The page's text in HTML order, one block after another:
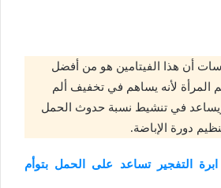
أن هذا الفيتامين هو من أفضل
المرأة لأنه يساهم في تخفيف ألم
ويساعد في تنشيط نسبة حدوث الحمل
دورة الإباضة.
التفجير تساعد على الحمل بتوأم